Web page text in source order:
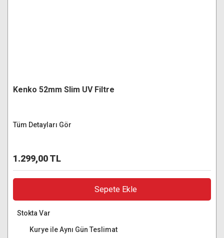
Kenko 52mm Slim UV Filtre
Tüm Detayları Gör
1.299,00 TL
Sepete Ekle
Stokta Var
Kurye ile Aynı Gün Teslimat